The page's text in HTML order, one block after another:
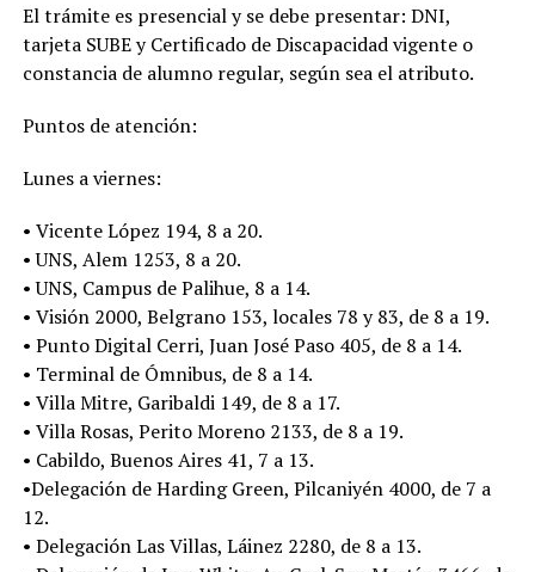
El trámite es presencial y se debe presentar: DNI,
tarjeta SUBE y Certificado de Discapacidad vigente o
constancia de alumno regular, según sea el atributo.
Puntos de atención:
Lunes a viernes:
• Vicente López 194, 8 a 20.
• UNS, Alem 1253, 8 a 20.
• UNS, Campus de Palihue, 8 a 14.
• Visión 2000, Belgrano 153, locales 78 y 83, de 8 a 19.
• Punto Digital Cerri, Juan José Paso 405, de 8 a 14.
• Terminal de Ómnibus, de 8 a 14.
• Villa Mitre, Garibaldi 149, de 8 a 17.
• Villa Rosas, Perito Moreno 2133, de 8 a 19.
• Cabildo, Buenos Aires 41, 7 a 13.
•Delegación de Harding Green, Pilcaniyén 4000, de 7 a
12.
• Delegación Las Villas, Láinez 2280, de 8 a 13.